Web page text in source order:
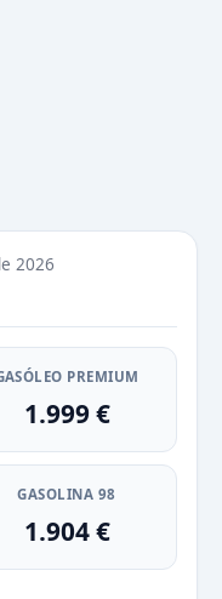
2026
PREMIUM
1.999 €
GASOLINA 98
1.904 €